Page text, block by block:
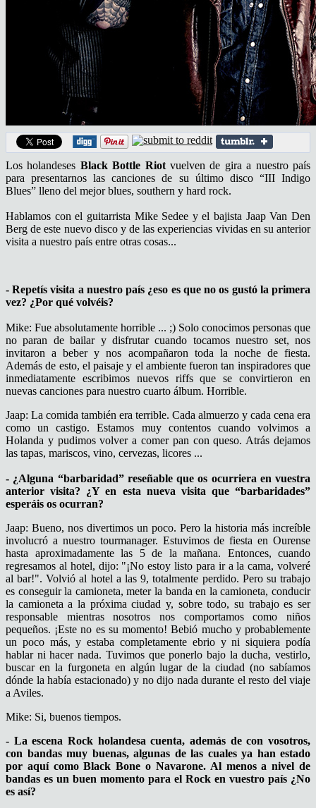
Los holandeses Black Bottle Riotvuelven de gira a nuestro país
para presentarnos las canciones de su último disco “III Indigo
Blues” lleno del mejor blues, southern y hard rock.
Hablamos con el guitarrista Mike Sedee y el bajista Jaap Van Den
Berg de este nuevo disco y de las experiencias vividas en su anterior
visita a nuestro país entre otras cosas...
- Repetís visita a nuestro país ¿eso es que no os gustó la primera
vez? ¿Por qué volvéis?
Mike: Fue absolutamente horrible ... ;) Solo conocimos personas que
no paran de bailar y disfrutar cuando tocamos nuestro set, nos
invitaron a beber y nos acompañaron toda la noche de fiesta.
Además de esto, el paisaje y el ambiente fueron tan inspiradores que
inmediatamente escribimos nuevos riffs que se convirtieron en
nuevas canciones para nuestro cuarto álbum. Horrible.
Jaap: La comida también era terrible. Cada almuerzo y cada cena era
como un castigo. Estamos muy contentos cuando volvimos a
Holanda y pudimos volver a comer pan con queso. Atrás dejamos
las tapas, mariscos, vino, cervezas, licores ...
- ¿Alguna “barbaridad” reseñable que os ocurriera en vuestra
anterior visita? ¿Y en esta nueva visita que “barbaridades”
esperáis os ocurran?
Jaap: Bueno, nos divertimos un poco. Pero la historia más increíble
involucró a nuestro tourmanager. Estuvimos de fiesta en Ourense
hasta aproximadamente las 5 de la mañana. Entonces, cuando
regresamos al hotel, dijo: "¡No estoy listo para ir a la cama, volveré
al bar!". Volvió al hotel a las 9, totalmente perdido. Pero su trabajo
es conseguir la camioneta, meter la banda en la camioneta, conducir
la camioneta a la próxima ciudad y, sobre todo, su trabajo es ser
responsable mientras nosotros nos comportamos como niños
pequeños. ¡Este no es su momento! Bebió mucho y probablemente
un poco más, y estaba completamente ebrio y ni siquiera podía
hablar ni hacer nada. Tuvimos que ponerlo bajo la ducha, vestirlo,
buscar en la furgoneta en algún lugar de la ciudad (no sabíamos
dónde la había estacionado) y no dijo nada durante el resto del viaje
a Aviles.
Mike: Si, buenos tiempos.
- La escena Rock holandesa cuenta, además de con vosotros,
con bandas muy buenas, algunas de las cuales ya han estado
por aquí como Black Bone o Navarone. Al menos a nivel de
bandas es un buen momento para el Rock en vuestro país ¿No
es así?